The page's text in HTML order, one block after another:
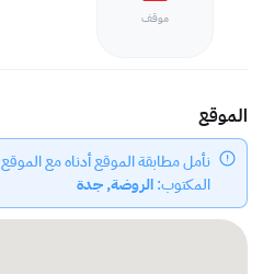
موقف
الموقع
نأمل مطابقة الموقع أدناه مع
المكتوب:الروضة, جدة